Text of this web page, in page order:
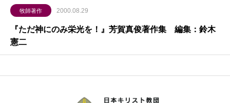
牧師著作 2000.08.29
『ただ神にのみ栄光を！』芳賀真俊著作集 編集：鈴木
憲二